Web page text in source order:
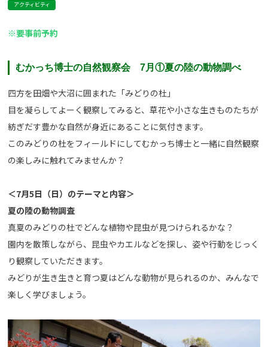
アクティビティ
※要事前予約
むかっち博士の自然観察会 7月①夏の陸の動物調べ
四方を田畑や大沼に囲まれた「みどりの杜」
目を凝らしてよーく観察してみると、草花や小さな生きものたちが
紡ぎだす豊かな自然が身近にあることに気付きます。
このみどりの杜をフィールドにしてむかっち博士と一緒に自然観察
の楽しみに触れてみませんか？
＜7月5日（日）のテーマと内容＞
夏の陸の動物調査
真夏のみどりの杜でどんな植物や昆虫が見つけられるかな？
園内を散策しながら、昆虫やカエルなどを探し、姿や行動をじっく
り観察していただきます。
みどりが生き生きと育つ夏はどんな動物が見られるのか、みんなで
楽しく学びましょう。